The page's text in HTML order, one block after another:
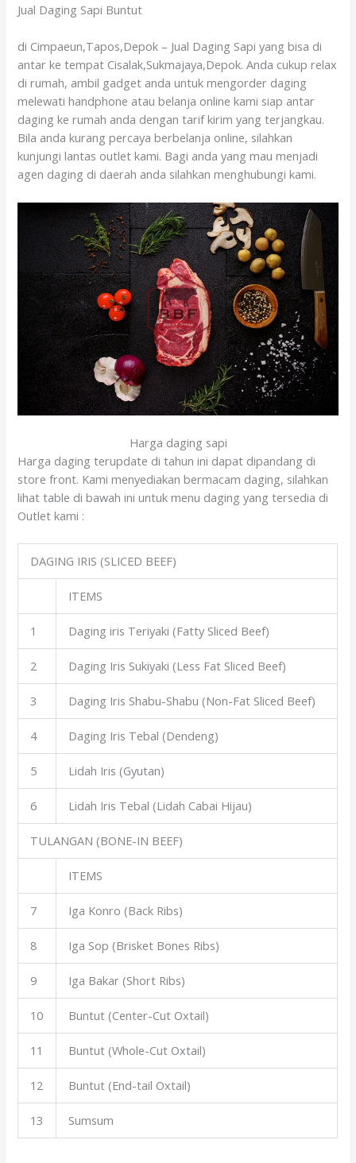
Jual Daging Sapi Buntut
di Cimpaeun,Tapos,Depok – Jual Daging Sapi yang bisa di
antar ke tempat Cisalak,Sukmajaya,Depok. Anda cukup relax
di rumah, ambil gadget anda untuk mengorder daging
melewati handphone atau belanja online kami siap antar
daging ke rumah anda dengan tarif kirim yang terjangkau.
Bila anda kurang percaya berbelanja online, silahkan
kunjungi lantas outlet kami. Bagi anda yang mau menjadi
agen daging di daerah anda silahkan menghubungi kami.
Harga daging sapi
Harga daging terupdate di tahun ini dapat dipandang di
store front. Kami menyediakan bermacam daging, silahkan
lihat table di bawah ini untuk menu daging yang tersedia di
Outlet kami :
DAGING IRIS (SLICED BEEF)
ITEMS
1 Daging iris Teriyaki (Fatty Sliced Beef)
2 Daging Iris Sukiyaki (Less Fat Sliced Beef)
3 Daging Iris Shabu-Shabu (Non-Fat Sliced Beef)
4 Daging Iris Tebal (Dendeng)
5 Lidah Iris (Gyutan)
6 Lidah Iris Tebal (Lidah Cabai Hijau)
TULANGAN (BONE-IN BEEF)
ITEMS
7 Iga Konro (Back Ribs)
8 Iga Sop (Brisket Bones Ribs)
9 Iga Bakar (Short Ribs)
10 Buntut (Center-Cut Oxtail)
11 Buntut (Whole-Cut Oxtail)
12 Buntut (End-tail Oxtail)
13 Sumsum